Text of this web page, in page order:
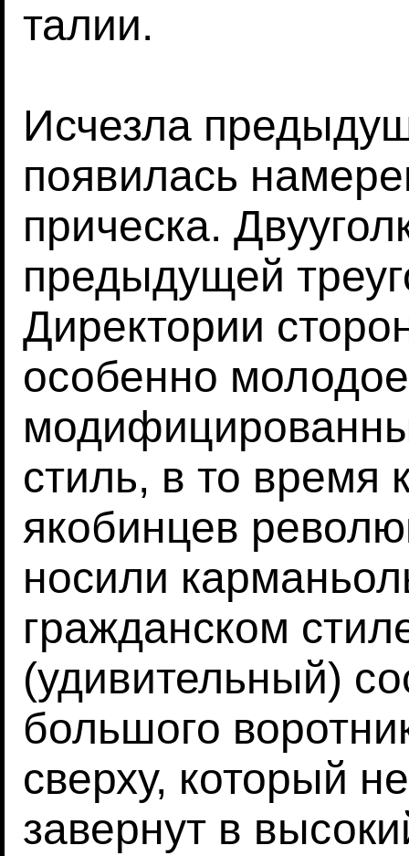
талии.
Исчезла
появилась
прическа.
предыдущей
Директории
особенно
стиль, в то время
якобинцев
носили
гражданском
(удивительный)
большого
сверху, который
завернут в